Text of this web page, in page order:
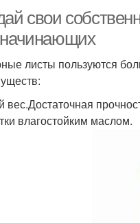
свои
листы пользуются
вес.Достаточная
влагостойким маслом.